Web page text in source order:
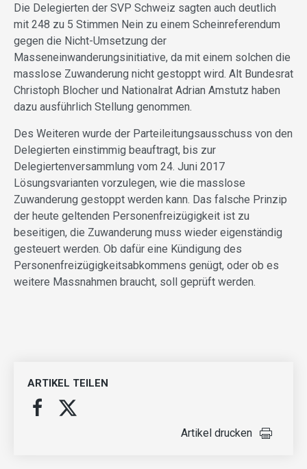
Die Delegierten der SVP Schweiz sagten auch deutlich
mit 248 zu 5 Stimmen Nein zu einem Scheinreferendum
gegen die Nicht-Umsetzung der
Masseneinwanderungsinitiative, da mit einem solchen die
masslose Zuwanderung nicht gestoppt wird. Alt Bundesrat
Christoph Blocher und Nationalrat Adrian Amstutz haben
dazu ausführlich Stellung genommen.
Des Weiteren wurde der Parteileitungsausschuss von den
Delegierten einstimmig beauftragt, bis zur
Delegiertenversammlung vom 24. Juni 2017
Lösungsvarianten vorzulegen, wie die masslose
Zuwanderung gestoppt werden kann. Das falsche Prinzip
der heute geltenden Personenfreizügigkeit ist zu
beseitigen, die Zuwanderung muss wieder eigenständig
gesteuert werden. Ob dafür eine Kündigung des
Personenfreizügigkeitsabkommens genügt, oder ob es
weitere Massnahmen braucht, soll geprüft werden.
ARTIKEL TEILEN
Artikel drucken